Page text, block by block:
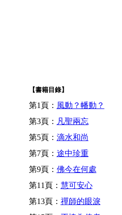
【書籍目錄】
第1頁： 風動？幡動？
第3頁： 凡聖兩忘
第5頁： 滴水和尚
第7頁： 途中珍重
第9頁： 佛今在何處
第11頁： 慧可安心
第13頁： 禪師的眼淚